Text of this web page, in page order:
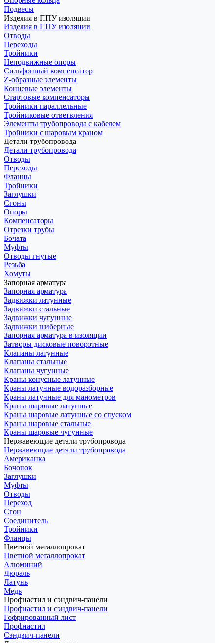
Подвесы
Изделия в ППУ изоляции
Изделия в ППУ изоляции
Отводы
Переходы
Тройники
Неподвижные опоры
Cильфонный компенсатор
Z-образные элементы
Концевые элементы
Стартовые компенсаторы
Тройники параллельные
Тройниковые ответвления
Элементы трубопровода с кабелем
Тройники с шаровым краном
Детали трубопровода
Детали трубопровода
Отводы
Переходы
Фланцы
Тройники
Заглушки
Сгоны
Опоры
Компенсаторы
Отрезки трубы
Бочата
Муфты
Отводы гнутые
Резьба
Хомуты
Запорная арматура
Запорная арматура
Задвижки латунные
Задвижки стальные
Задвижки чугунные
Задвижки шиберные
Запорная арматура в изоляции
Затворы дисковые поворотные
Клапаны латунные
Клапаны стальные
Клапаны чугунные
Краны конусные латунные
Краны латунные водоразборные
Краны латунные для манометров
Краны шаровые латунные
Краны шаровые латунные со спуском
Краны шаровые стальные
Краны шаровые чугунные
Нержавеющие детали трубопровода
Нержавеющие детали трубопровода
Американка
Бочонок
Заглушки
Муфты
Отводы
Переход
Сгон
Соединитель
Тройники
Фланцы
Цветной металлопрокат
Цветной металлопрокат
Алюминий
Дюраль
Латунь
Медь
Профнастил и сэндвич-панели
Профнастил и сэндвич-панели
Гофрированный лист
Профнастил
Сэндвич-панели